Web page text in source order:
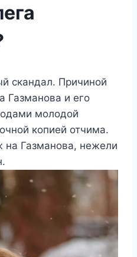
скандал. Причиной
Газманова и его
молодой
копией отчима.
Газманова, нежели